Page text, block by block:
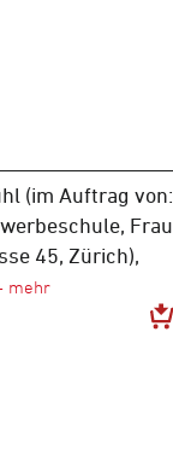
(im Auftrag von:
Frau
45, Zürich),